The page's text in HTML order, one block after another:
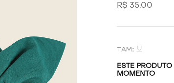
R$ 35,00
U
ESTE
MOMENTO